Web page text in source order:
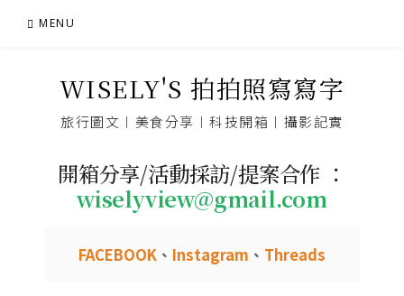
MENU
WISELY'S 拍拍照寫寫字
旅行圖文︱美食分享︱科技開箱︱攝影記實
開箱分享/活動採訪/提案合作 ：
wiselyview@gmail.com
FACEBOOK 、 Instagram 、 Threads